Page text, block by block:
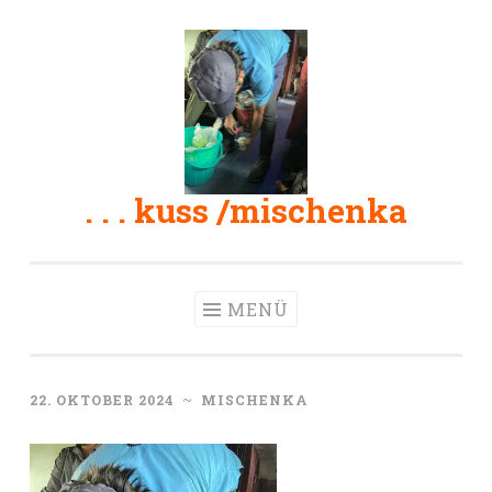
. . . kuss /mischenka
MENÜ
22. OKTOBER 2024 ~ MISCHENKA